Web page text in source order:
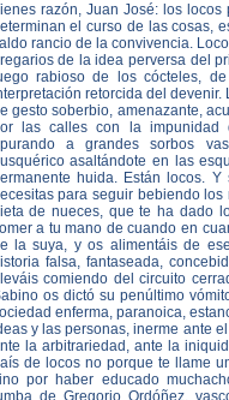
razón, Juan José: los
el curso de las cosas,
rancio de la convivencia.
de la idea perversa del
rabioso de los cócteles,
retorcida del
gesto soberbio, amenazante,
las calles con la impunidad
a grandes sorbos
asaltándote en las
huida. Están locos.
para seguir bebiendo
de nueces, que te ha dado
a tu mano de cuando en
la suya, y os alimentáis de
falsa, fantaseada,
comiendo del circuito
os dictó su penúltimo
enferma, paranoica,
y las personas, inerme ante
la arbitrariedad, ante la
de locos no porque te llame
por haber educado
de Gregorio Ordóñez,